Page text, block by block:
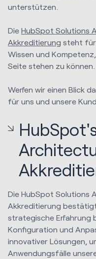
unterstützen.
Die HubSpot Solutions
Akkreditierung steht für
Wissen und
Seite stehen zu können.
Werfen wir einen Blick
für uns und unsere
Die HubSpot Solutions
Akkreditierung
strategische Erfahrung
Konfiguration und
innovativer Lösungen,
Anwendungsfälle